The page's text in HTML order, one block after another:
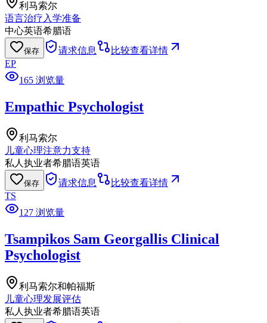
利马索尔
语言治疗 入学准备
中心英语希腊语
保存 请求信息 比较查看详情
EP
165 浏览量
Empathic Psychologist
利马索尔
儿童心理注意力支持
私人执业者希腊语英语
保存 请求信息 比较查看详情
TS
127 浏览量
Tsampikos Sam Georgallis Clinical
Psychologist
利马索尔和帕福斯
儿童心理发展评估
私人执业者希腊语英语